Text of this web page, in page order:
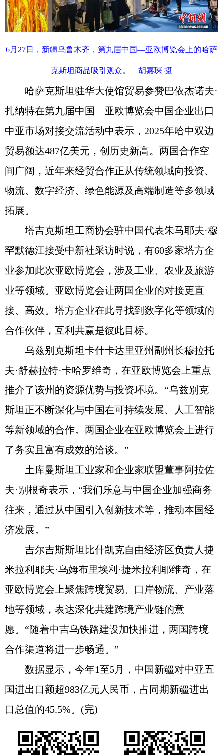
6月27日，新疆乌鲁木齐，第九届中国—亚欧博览会上的哈萨
克斯坦商品吸引观众。 胡嘉琛 摄
哈萨克斯坦驻华大使馆贸易参赞巴依杰诺夫·
扎纳特在第九届中国—亚欧博览会中国企业出口
中亚市场对接交流活动中表示，2025年哈中双边
贸易额达487亿美元，创历史新高。两国合作空
间广阔，近年来经贸合作正从传统领域向投资、
物流、数字经济、绿色能源及高端制造等多领域
拓展。
塔吉克斯坦工商协会驻中国代表朱马耶夫·穆
罕默德江接受中新社采访时说，有60多家塔方企
业参加此次亚欧博览会，涉及工业、农业及旅游
业等领域。亚欧博览会让两国企业的对接更直
接、高效。塔方企业在此寻找到数字化等领域的
合作伙伴，互利共赢是彼此目标。
乌兹别克斯坦卡什卡达里亚州副州长穆拉托
夫·舒赫拉特·卡哈罗维奇，在亚欧博览会上重点
推介了该州的资源优势与投资环境。“乌兹别克
斯坦正不断深化与中国在可持续发展、人工智能
等新领域的合作。两国企业在亚欧博览会上进行
了务实且富有成效的洽谈。”
土库曼斯坦工业家和企业家联盟董事阿拉佐
夫·别根奇表示，“我们乐意与中国企业加强商务
往来，通过从中国引入创新技术等，推动本国经
济发展。”
吉尔吉斯斯坦比什凯克自由经济区负责人捷
米拉利耶夫·乌姆布里埃利·捷米拉利耶维奇，在
亚欧博览会上聚焦跨境贸易、口岸物流、产业落
地等领域，表达深化共建跨境产业链的意
愿。“随着中吉乌铁路建设加快推进，两国跨境
合作渠道将进一步畅通。”
数据显示，今年1至5月，中国新疆对中亚五
国进出口额超983亿元人民币，占同期新疆进出
口总值的45.5%。(完)